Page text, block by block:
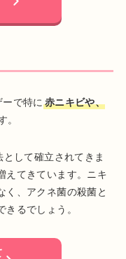
で特に 赤ニキビや、
。
して確立されてきま
えてきています。ニキ
く、アクネ菌の殺菌と
るでしょう。